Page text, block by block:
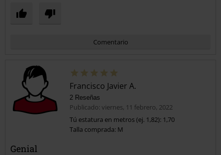
Comentario
Enviar comentario
Francisco Javier A.
2 Reseñas
Publicado: viernes, 11 febrero, 2022
Tú estatura en metros (ej. 1,82): 1,70
Talla comprada: M
Genial